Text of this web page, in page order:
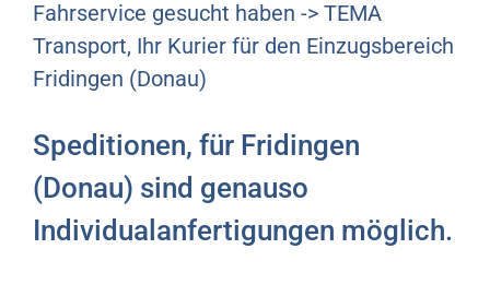
Fahrservice gesucht haben -> TEMA
Transport, Ihr Kurier für den Einzugsbereich
Fridingen (Donau)
Speditionen, für Fridingen
(Donau) sind genauso
Individualanfertigungen möglich.